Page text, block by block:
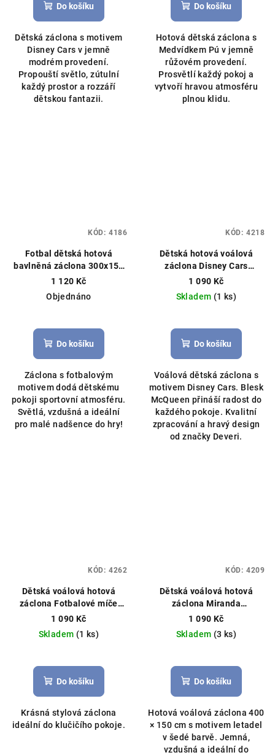
Do košíku
Dětská záclona s motivem
Disney Cars v jemně
modrém provedení.
Propouští světlo, zútulní
každý prostor a rozzáří
dětskou fantazii.
Do košíku
Hotová dětská záclona s
Medvídkem Pú v jemně
růžovém provedení.
Prosvětlí každý pokoj a
vytvoří hravou atmosféru
plnou klidu.
Fotbal dětská hotová
bavlněná záclona 300x150
cm zelenáZáclonový
1 120 Kč
Objednáno
Do košíku
Záclona s fotbalovým
motivem dodá dětskému
pokoji sportovní atmosféru.
Světlá, vzdušná a ideální
pro malé nadšence do hry!
KÓD: 4186
Dětská hotová voálová
záclona Disney Cars
McQueen 340×150 cm –
licenční Disney
1 090 Kč
Skladem (1 ks)
Do košíku
Voálová dětská záclona s
motivem Disney Cars. Blesk
McQueen přináší radost do
každého pokoje. Kvalitní
zpracování a hravý design
od značky Deveri.
KÓD: 4218
Dětská voálová hotová
záclona Fotbalové míče
400x150cm zelená
záclona, fotbalový vzor,
můžeme ušít na míru
1 090 Kč
Skladem (1 ks)
hodnocení
produktu
z
5
Do košíku
Krásná stylová záclona
ideální do klučičího pokoje.
KÓD: 4262
Dětská voálová hotová
záclona Miranda
400x150cm letadla šedá
Hotová záclona, licenční
vzor letadla, Wings
1 090 Kč
Skladem (3 ks)
Do košíku
Hotová voálová záclona 400
× 150 cm s motivem letadel
v šedé barvě. Jemná,
vzdušná a ideální do
KÓD: 4209